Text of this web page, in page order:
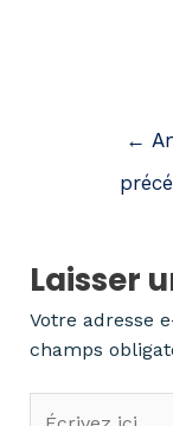
←
Laisser
Votre adresse
champs